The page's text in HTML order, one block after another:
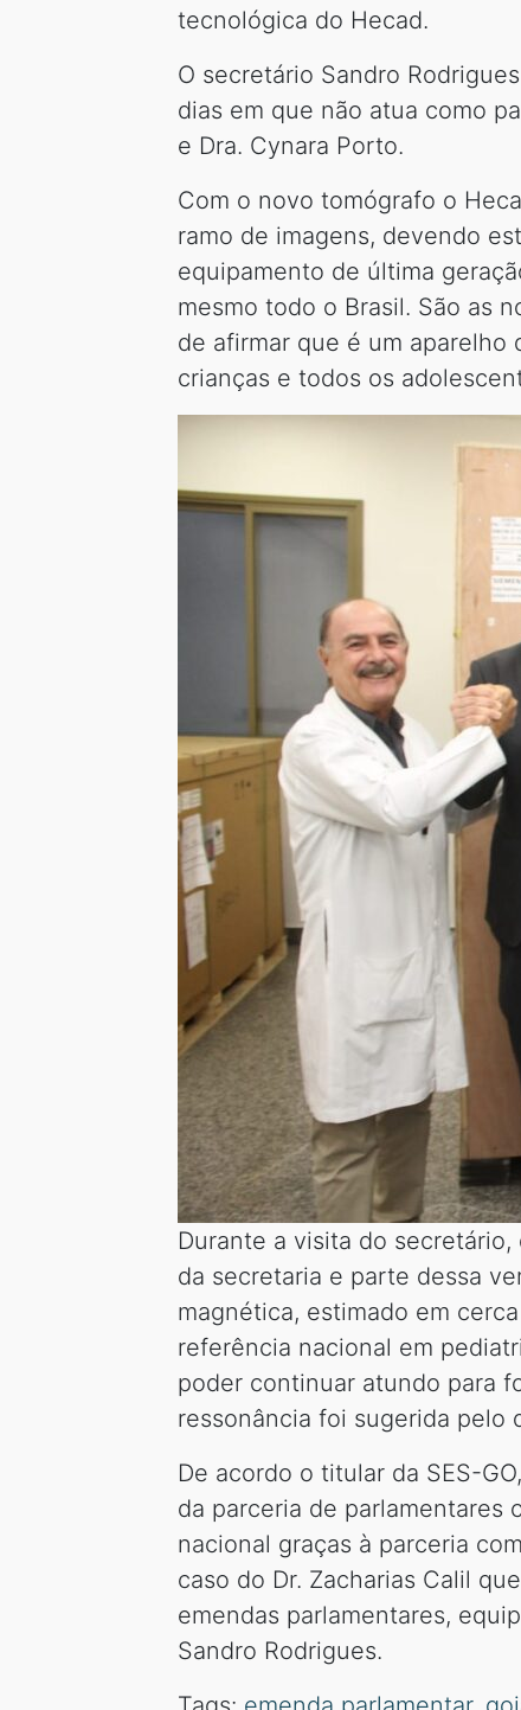
tecnológica do Hecad.
O secretário Sandro
dias em que não atua como
e Dra. Cynara Porto.
Com o novo tomógrafo o
ramo de imagens, devendo
equipamento de última
mesmo todo o Brasil. São as
de afirmar que é um aparelho
crianças e todos os
Durante a visita do
da secretaria e parte dessa
magnética, estimado em
referência nacional em
poder continuar atundo para
ressonância foi sugerida pelo
De acordo o titular da SES-
da parceria de parlamentares
nacional graças à parceria
caso do Dr. Zacharias Calil
emendas parlamentares,
Sandro Rodrigues.